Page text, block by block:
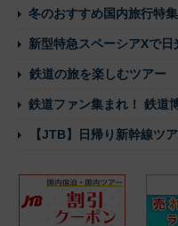
冬のおすすめ国内旅行特集
新型特急スペーシアXで日
鉄道の旅を楽しむツアー
鉄道ファン集まれ！ 鉄道
【JTB】日帰り新幹線ツ